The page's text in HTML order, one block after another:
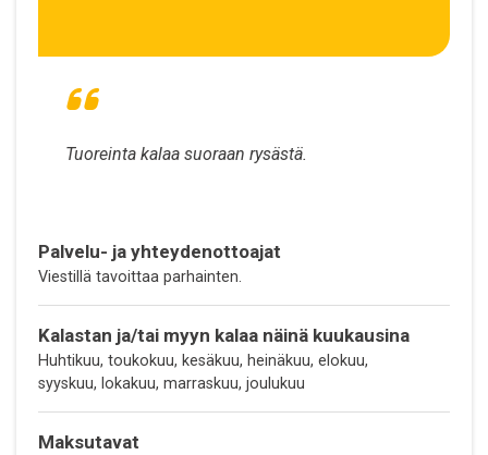
Tuoreinta kalaa suoraan rysästä.
Palvelu- ja yhteydenottoajat
Viestillä tavoittaa parhainten.
Kalastan ja/tai myyn kalaa näinä kuukausina
Huhtikuu, toukokuu, kesäkuu, heinäkuu, elokuu,
syyskuu, lokakuu, marraskuu, joulukuu
Maksutavat